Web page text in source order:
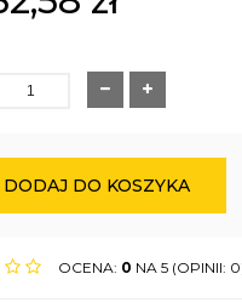
DODAJ DO KOSZYKA
OCENA: 0 NA 5 (OPINII: